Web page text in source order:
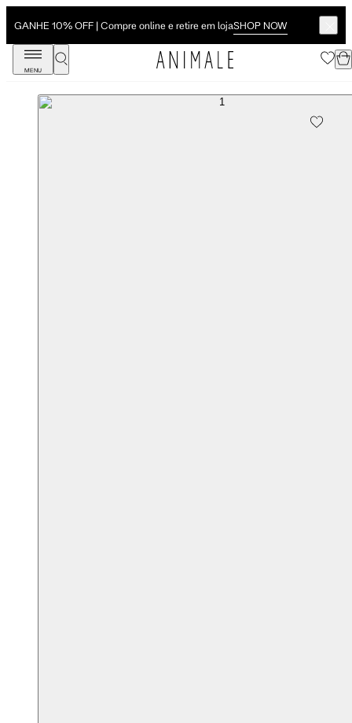
GANHE 10% OFF | Compre online e retire em lojaSHOP NOW
MENU